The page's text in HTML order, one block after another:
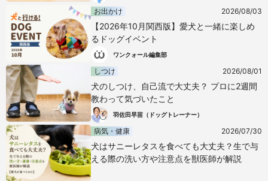
お出かけ 2026/08/03
【2026年10月関西版】愛犬と一緒に楽しめ
るドッグイベント
ワンクォール編集部
しつけ 2026/08/01
犬のしつけ、自己流で大丈夫？ プロに2週間
教わって気づいたこと
羽佐田早苗（ドッグトレーナー）
病気・健康 2026/07/30
犬はサニーレタスを食べても大丈夫？生で与
える際の洗い方や注意点を獣医師が解説